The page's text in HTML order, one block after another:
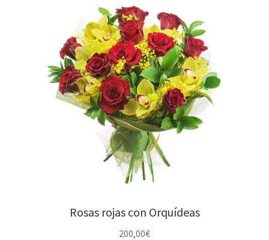
Rosas rojas con Orquídeas
200,00€